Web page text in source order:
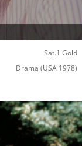
Sat.1 Gold
Drama (USA 1978)